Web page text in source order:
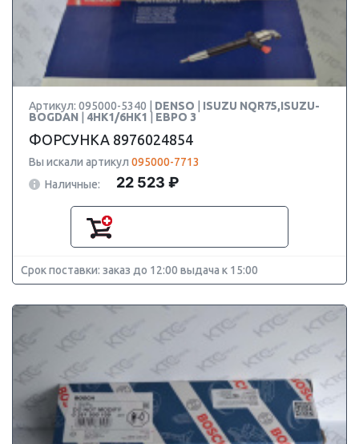
Артикул: 095000-5340 | DENSO
ISUZU NQR75,ISUZU-
BOGDAN
4HK1/6HK1 ЕВРО 3
ФОРСУНКА 8976024854
Вы искали артикул 095000-7713
Наличные:
22 523 ₽
Срок поставки: заказ до 12:00 выдача к 15:00